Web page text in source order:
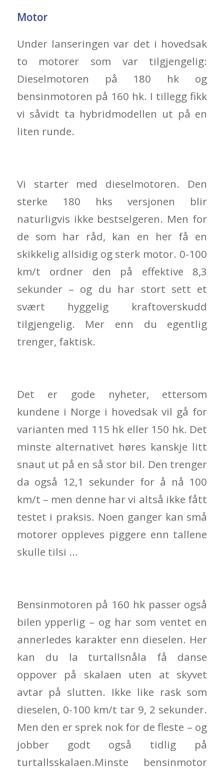
Motor
Under lanseringen var det i hovedsak
to motorer som var tilgjengelig:
Dieselmotoren på 180 hk og
bensinmotoren på 160 hk. I tillegg fikk
vi såvidt ta hybridmodellen ut på en
liten runde.
Vi starter med dieselmotoren. Den
sterke 180 hks versjonen blir
naturligvis ikke bestselgeren. Men for
de som har råd, kan en her få en
skikkelig allsidig og sterk motor. 0-100
km/t ordner den på effektive 8,3
sekunder – og du har stort sett et
svært hyggelig kraftoverskudd
tilgjengelig. Mer enn du egentlig
trenger, faktisk.
Det er gode nyheter, ettersom
kundene i Norge i hovedsak vil gå for
varianten med 115 hk eller 150 hk. Det
minste alternativet høres kanskje litt
snaut ut på en så stor bil. Den trenger
da også 12,1 sekunder for å nå 100
km/t – men denne har vi altså ikke fått
testet i praksis. Noen ganger kan små
motorer oppleves piggere enn tallene
skulle tilsi …
Bensinmotoren på 160 hk passer også
bilen ypperlig – og har som ventet en
annerledes karakter enn dieselen. Her
kan du la turtallsnåla få danse
oppover på skalaen uten at skyvet
avtar på slutten. Ikke like rask som
dieselen, 0-100 km/t tar 9, 2 sekunder.
Men den er sprek nok for de fleste – og
jobber godt også tidlig på
turtallsskalaen.Minste bensinmotor